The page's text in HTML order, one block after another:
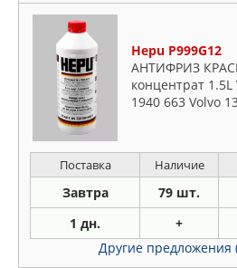
Hepu P999G12
АНТИФРИЗ
концентрат 1.5L
1940 663 Volvo
Поставка Наличие
Завтра 79 шт.
1 дн. +
Другие предложения